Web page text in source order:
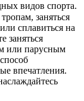
видов спорта.
заняться
сплавиться на
заняться
или парусным
впечатления.